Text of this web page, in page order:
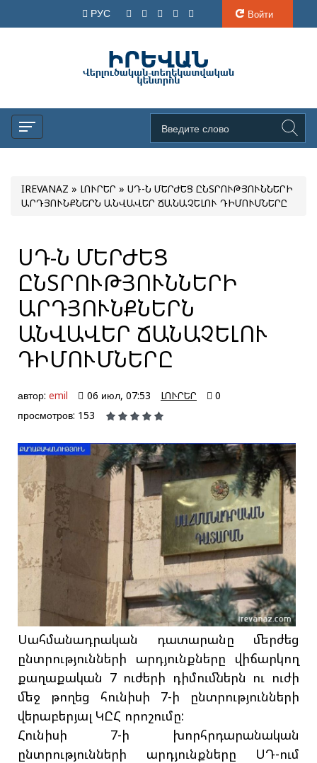
РУС Войти
IREVANAZ » ԼՈՒՐԵՐ » ՍԴ-Ն ՄԵՐԺԵՑ ԸՆՏՐՈՒԹՅՈՒՆՆԵՐԻ
ԱՐԴՅՈՒՆՔՆԵՐՆ ԱՆՎԱՎԵՐ ՃԱՆԱՉԵԼՈՒ ԴԻՄՈՒՄՆԵՐԸ
ՍԴ-Ն ՄԵՐԺԵՑ
ԸՆՏՐՈՒԹՅՈՒՆՆԵՐԻ
ԱՐԴՅՈՒՆՔՆԵՐՆ
ԱՆՎԱՎԵՐ ՃԱՆԱՉԵԼՈՒ
ԴԻՄՈՒՄՆԵՐԸ
автор: emil 06 июл, 07:53 ԼՈՒՐԵՐ
0
просмотров: 153
Սահմանադրական դատարանը մերժեց
ընտրությունների արդյունքները վիճարկող
քաղաքական 7 ուժերի դիմումներն ու ուժի
մեջ թողեց հունիսի 7-ի ընտրությունների
վերաբերյալ ԿԸՀ որոշումը:
Հունիսի 7-ի խորհրդարանական
ընտրությունների արդյունքները ՍԴ-ում